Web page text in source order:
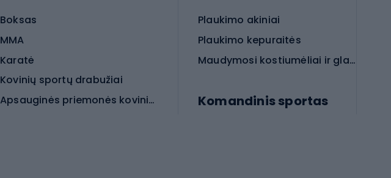
Boksas
MMA
Karatė
Kovinių sportų drabužiai
Apsauginės priemonės koviniam sportui
Plaukimo akiniai
Plaukimo kepuraitės
Maudymosi kostiumėliai ir glaudės
Komandinis sportas